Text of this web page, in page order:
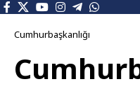
Cumhurbaşkanlığı